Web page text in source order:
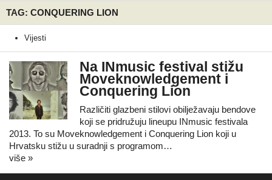
TAG: CONQUERING LION
Vijesti
Na INmusic festival stižu
Moveknowledgement i
Conquering Lion
Različiti glazbeni stilovi obilježavaju bendove
koji se pridružuju lineupu INmusic festivala
2013. To su Moveknowledgement i Conquering Lion koji u
Hrvatsku stižu u suradnji s programom…
više »